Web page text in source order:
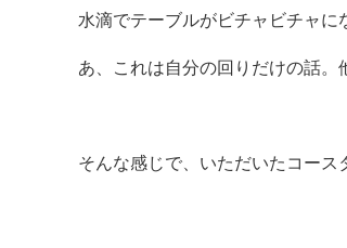
水滴でテーブルがビチャビチャに
あ、これは自分の回りだけの話。
そんな感じで、いただいたコース